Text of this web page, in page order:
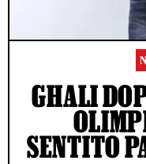
GHALI
SENTITO